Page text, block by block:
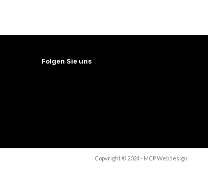
Folgen Sie uns
Copyright © 2024 - MCP Webdesign